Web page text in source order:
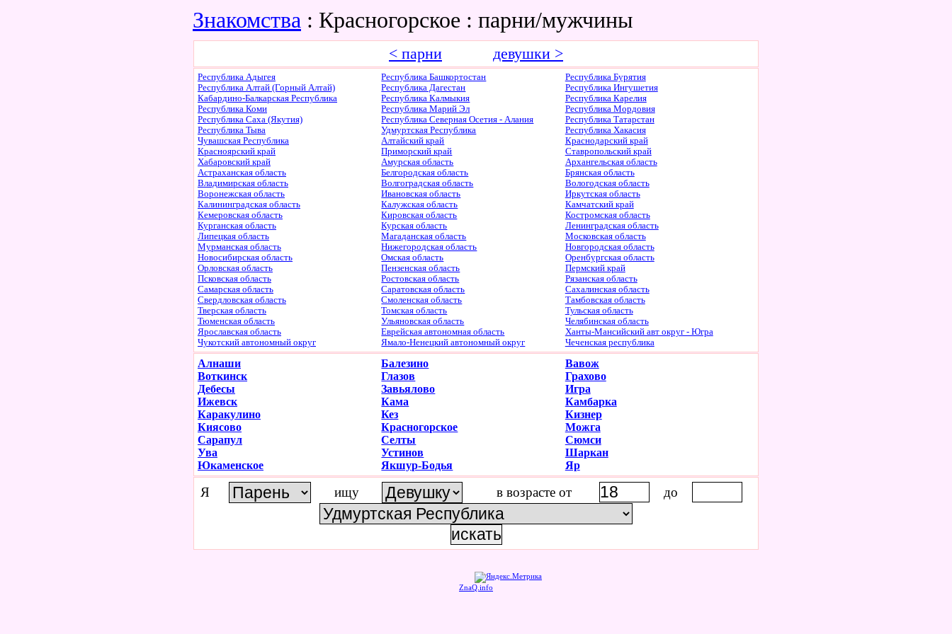
Знакомства : Красногорское : парни/мужчины
< парни девушки >
Республика Адыгея Республика Башкортостан
Республика Бурятия
Республика Алтай (Горный Алтай)
Республика Дагестан
Республика Ингушетия
Кабардино-Балкарская Республика
Республика Калмыкия
Республика Карелия
Республика Коми
Республика Марий Эл
Республика Мордовия
Республика Саха (Якутия)
Республика Северная Осетия - Алания
Республика Татарстан
Республика Тыва
Удмуртская Республика
Республика Хакасия
Чувашская Республика
Алтайский край
Краснодарский край
Красноярский край
Приморский край
Ставропольский край
Хабаровский край
Амурская область
Архангельская область
Астраханская область
Белгородская область
Брянская область
Владимирская область
Волгоградская область
Вологодская область
Воронежская область
Ивановская область
Иркутская область
Калининградская область
Калужская область
Камчатский край
Кемеровская область
Кировская область
Костромская область
Курганская область
Курская область
Ленинградская область
Липецкая область
Магаданская область
Московская область
Мурманская область
Нижегородская область
Новгородская область
Новосибирская область
Омская область
Оренбургская область
Орловская область
Пензенская область
Пермский край
Псковская область
Ростовская область
Рязанская область
Самарская область
Саратовская область
Сахалинская область
Свердловская область
Смоленская область
Тамбовская область
Тверская область
Томская область
Тульская область
Тюменская область
Ульяновская область
Челябинская область
Ярославская область
Еврейская автономная область
Ханты-Мансийский авт округ - Югра
Чукотский автономный округ
Ямало-Ненецкий автономный округ Чеченская республика
Алнаши Балезино
Вавож
Воткинск
Глазов
Грахово
Дебесы
Завьялово
Игра
Ижевск
Кама
Камбарка
Каракулино
Кез
Кизнер
Киясово
Красногорское
Можга
Сарапул
Селты
Сюмси
Ува
Устинов
Шаркан
Юкаменское
Якшур-Бодья Яр
Я ищу в возрасте от до
ZnaQ.info